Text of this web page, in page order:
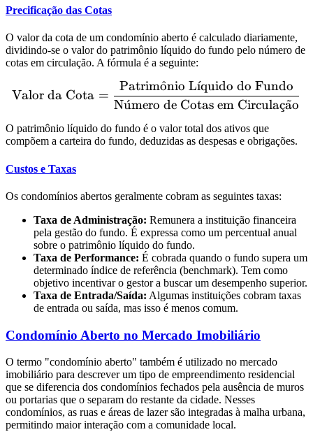
Precificação das Cotas
O valor da cota de um condomínio aberto é calculado diariamente,
dividindo-se o valor do patrimônio líquido do fundo pelo número de
cotas em circulação. A fórmula é a seguinte:
\text{Valor da Cota} =
Valor da Cota =
Nu
ˊmero de Cotas em Circulac
¸a
˜o
Patrimo
ˆnio Lı
ˊquido do Fundo
O patrimônio líquido do fundo é o valor total dos ativos que
compõem a carteira do fundo, deduzidas as despesas e obrigações.
Custos e Taxas
Os condomínios abertos geralmente cobram as seguintes taxas:
Taxa de Administração: Remunera a instituição financeira
pela gestão do fundo. É expressa como um percentual anual
sobre o patrimônio líquido do fundo.
Taxa de Performance: É cobrada quando o fundo supera um
determinado índice de referência (benchmark). Tem como
objetivo incentivar o gestor a buscar um desempenho superior.
Taxa de Entrada/Saída: Algumas instituições cobram taxas
de entrada ou saída, mas isso é menos comum.
Condomínio Aberto no Mercado Imobiliário
O termo "condomínio aberto" também é utilizado no mercado
imobiliário para descrever um tipo de empreendimento residencial
que se diferencia dos condomínios fechados pela ausência de muros
ou portarias que o separam do restante da cidade. Nesses
condomínios, as ruas e áreas de lazer são integradas à malha urbana,
permitindo maior interação com a comunidade local.